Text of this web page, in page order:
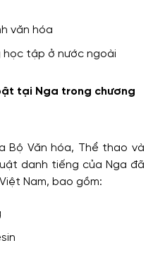
văn hóa
học tập ở nước ngoài
tại Nga trong chương
Bộ Văn hóa, Thể thao và
danh tiếng của Nga đã
Nam, bao gồm: